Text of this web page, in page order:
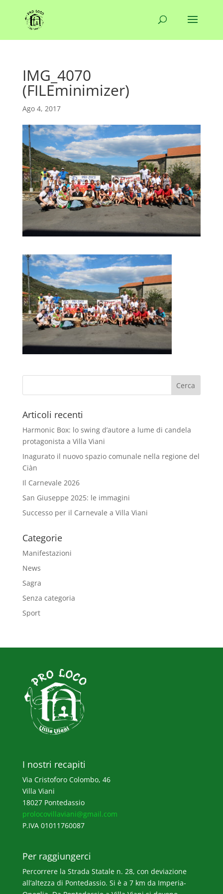
IMG_4070
(FILEminimizer)
Ago 4, 2017
Articoli recenti
Harmonic Box: lo swing d’autore a lume di candela
protagonista a Villa Viani
Inagurato il nuovo spazio comunale nella regione del
Ciàn
Il Carnevale 2026
San Giuseppe 2025: le immagini
Successo per il Carnevale a Villa Viani
Categorie
Manifestazioni
News
Sagra
Senza categoria
Sport
I nostri recapiti
Via Cristoforo Colombo, 46
Villa Viani
18027 Pontedassio
prolocovillaviani@gmail.com
P.IVA 01011760087
Per raggiungerci
Percorrere la Strada Statale n. 28, con deviazione
all’altezza di Pontedassio. Si è a 7 km da Imperia-